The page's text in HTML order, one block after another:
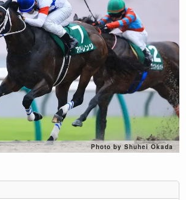
Photo by Shuhei Okada